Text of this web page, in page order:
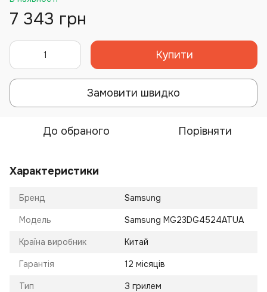
7 343 грн
Купити
Замовити швидко
До обраного Порівняти
Характеристики
Бренд Samsung
Модель Samsung MG23DG4524ATUA
Країна виробник Китай
Гарантія 12 місяців
Тип З грилем